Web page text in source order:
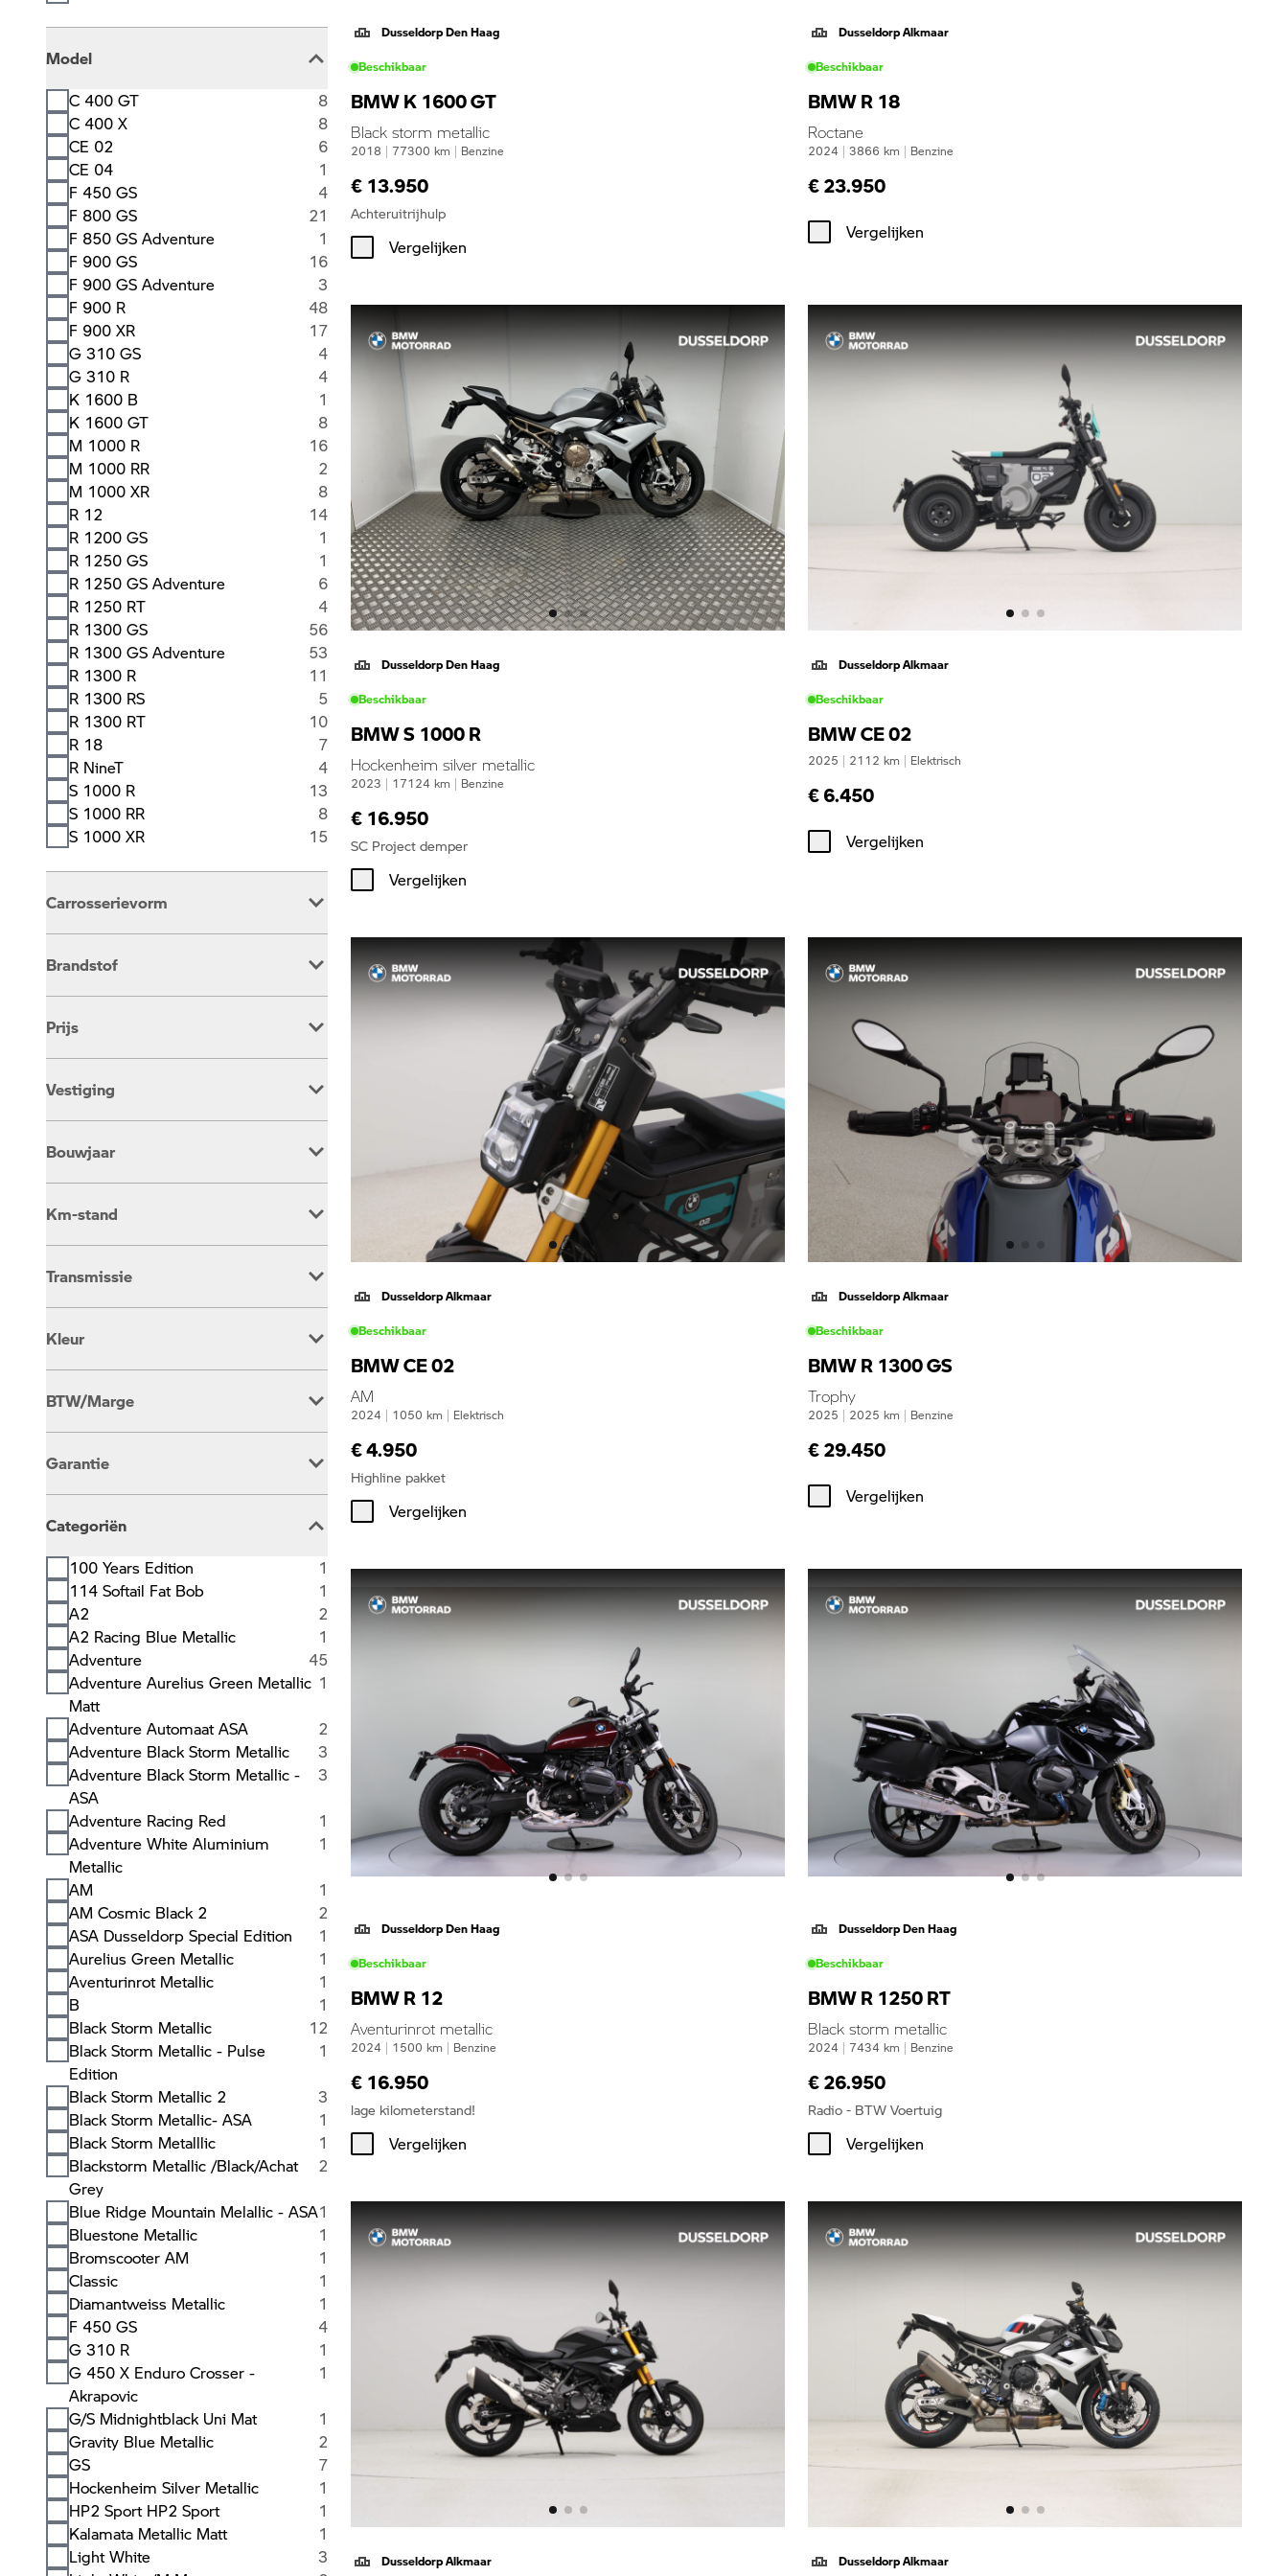
Model
C 400 GT
8
C 400 X
8
CE 02
6
CE 04
1
F 450 GS
4
F 800 GS
21
F 850 GS Adventure
1
F 900 GS
16
F 900 GS Adventure
3
F 900 R
48
F 900 XR
17
G 310 GS
4
G 310 R
4
K 1600 B
1
K 1600 GT
8
M 1000 R
16
M 1000 RR
2
M 1000 XR
8
R 12
14
R 1200 GS
1
R 1250 GS
1
R 1250 GS Adventure
6
R 1250 RT
4
R 1300 GS
56
R 1300 GS Adventure
53
R 1300 R
11
R 1300 RS
5
R 1300 RT
10
R 18
7
R NineT
4
S 1000 R
13
S 1000 RR
8
S 1000 XR
15
Carrosserievorm
Overig
387
Brandstof
Elektrisch
7
Prijs
Vestiging
Dusseldorp Barendrecht
104
Dusseldorp Den Haag
123
Bouwjaar
Km-stand
Transmissie
Handgeschakeld
349
Kleur
Blauw
91
Bruin
2
Groen
28
Oranje
2
Overig
4
Rood
Wit
70
Zilver
4
Zwart
166
BTW/Marge
BTW Is Niet Aftrekbaar
42
Garantie
BOVAG Garantie
6
Categoriën
100 Years Edition
1
114 Softail Fat Bob
1
A2
2
A2 Racing Blue Metallic
1
Adventure
45
Adventure Aurelius Green Metallic
Matt
1
Adventure Automaat ASA
2
Adventure Black Storm Metallic
3
Adventure Black Storm Metallic -
ASA
3
Adventure Racing Red
1
Adventure White Aluminium
Metallic
1
AM
1
AM Cosmic Black 2
2
ASA Dusseldorp Special Edition
1
Aurelius Green Metallic
1
Aventurinrot Metallic
1
B
1
Black Storm Metallic
12
Black Storm Metallic - Pulse
Edition
1
Black Storm Metallic 2
3
Black Storm Metallic- ASA
1
Black Storm Metalllic
1
Blackstorm Metallic /Black/Achat
Grey
2
Blue Ridge Mountain Melallic - ASA1
Bluestone Metallic
1
Bromscooter AM
1
Classic
1
Diamantweiss Metallic
1
F 450 GS
4
G 310 R
1
G 450 X Enduro Crosser -
Akrapovic
1
G/S Midnightblack Uni Mat
1
Gravity Blue Metallic
2
GS
7
Hockenheim Silver Metallic
1
HP2 Sport HP2 Sport
1
Kalamata Metallic Matt
1
Light White
3
Dusseldorp Den Haag
Beschikbaar
BMW K 1600 GT
Black storm metallic
2018 | 77300 km | Benzine
€ 13.950
Achteruitrijhulp
Vergelijken
Dusseldorp Alkmaar
Beschikbaar
BMW R 18
Roctane
2024 | 3866 km | Benzine
€ 23.950
Vergelijken
Dusseldorp Den Haag
Beschikbaar
BMW S 1000 R
Hockenheim silver metallic
2023 | 17124 km | Benzine
€ 16.950
SC Project demper
Vergelijken
Dusseldorp Alkmaar
Beschikbaar
BMW CE 02
2025 | 2112 km | Elektrisch
€ 6.450
Vergelijken
Dusseldorp Alkmaar
Beschikbaar
BMW CE 02
AM
2024 | 1050 km | Elektrisch
€ 4.950
Highline pakket
Vergelijken
Dusseldorp Alkmaar
Beschikbaar
BMW R 1300 GS
Trophy
2025 | 2025 km | Benzine
€ 29.450
Vergelijken
Dusseldorp Den Haag
Beschikbaar
BMW R 12
Aventurinrot metallic
2024 | 1500 km | Benzine
€ 16.950
lage kilometerstand!
Vergelijken
Dusseldorp Den Haag
Beschikbaar
BMW R 1250 RT
Black storm metallic
2024 | 7434 km | Benzine
€ 26.950
Radio - BTW Voertuig
Vergelijken
Dusseldorp Alkmaar Dusseldorp Alkmaar